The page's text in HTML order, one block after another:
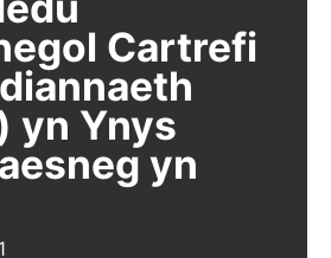
Cartrefi
yn Ynys
yn